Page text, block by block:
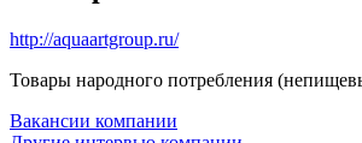
http://aquaartgroup.ru/
Товары народного потребления
Вакансии компании